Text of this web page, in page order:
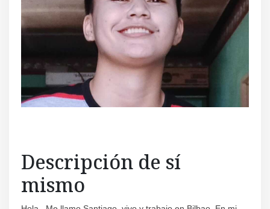
Descripción de sí
mismo